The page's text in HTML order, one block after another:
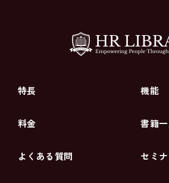
特長 機能
料金 書籍
よくある質問 セミ